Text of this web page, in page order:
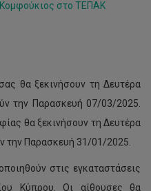
Κομφούκιος στο ΤΕΠΑΚ
θα ξεκινήσουν τη Δευτέρα
την Παρασκευή 07/03/2025.
θα ξεκινήσουν τη Δευτέρα
την Παρασκευή 31/01/2025.
στις εγκαταστάσεις
Κύπρου. Οι αίθουσες θα